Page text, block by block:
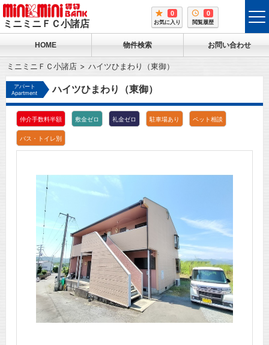
ミニミニＦＣ小諸店
0
お気に入り
0
閲覧履歴
HOME 物件検索 お問い合わせ
ミニミニＦＣ小諸店 ハイツひまわり（東御）
アパート
Apartment
ハイツひまわり（東御）
仲介手数料半額 敷金ゼロ 礼金ゼロ 駐車場あり ペット相談
バス・トイレ別